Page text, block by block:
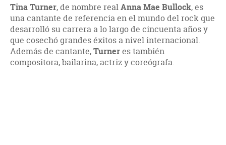
Tina Turner, de nombre realAnna Mae Bullock, es
una cantante de referencia en el mundo del rock que
desarrolló su carrera a lo largo de cincuenta años y
que cosechó grandes éxitos a nivel internacional.
Además de cantante,Turneres también
compositora, bailarina, actriz y coreógrafa.